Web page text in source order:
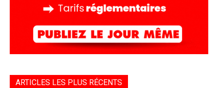
ARTICLES LES PLUS RÉCENTS